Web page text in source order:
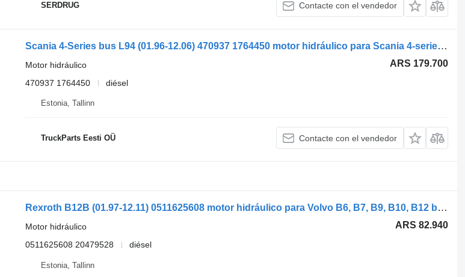
SERDRUG Contacte con el vendedor
Scania 4-Series bus L94 (01.96-12.06) 470937 1764450 motor hidráulico para Scania 4-series bus (1995-2006) autobús
ARS 179.700
Motor hidráulico
470937 1764450
diésel
Estonia, Tallinn
TruckParts Eesti OÜ Contacte con el vendedor
Rexroth B12B (01.97-12.11) 0511625608 motor hidráulico para Volvo B6, B7, B9, B10, B12 bus (1978-2011) autobús
ARS 82.940
Motor hidráulico
0511625608 20479528
diésel
Estonia, Tallinn